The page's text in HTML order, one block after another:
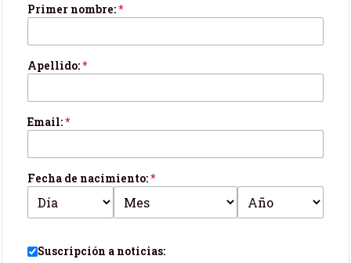
Tus datos personales
Primer nombre:*
Apellido:*
Email:*
Fecha de nacimiento:*
Suscripción a noticias: